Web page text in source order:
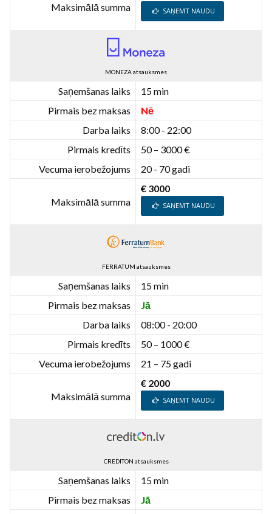
Maksimālā summa SAŅEMT NAUDU
MONEZA atsauksmes
Saņemšanas laiks
15 min
Pirmais bez maksas
Nē
Darba laiks
8:00 - 22:00
Pirmais kredīts
50 – 3000 €
Vecuma ierobežojums
20 - 70 gadi
Maksimālā summa
€ 3000
SAŅEMT NAUDU
FERRATUM atsauksmes
Saņemšanas laiks
15 min
Pirmais bez maksas
Jā
Darba laiks
08:00 - 20:00
Pirmais kredīts
50 – 1000 €
Vecuma ierobežojums
21 – 75 gadi
Maksimālā summa
€ 2000
SAŅEMT NAUDU
CREDITON atsauksmes
Saņemšanas laiks
15 min
Pirmais bez maksas
Jā